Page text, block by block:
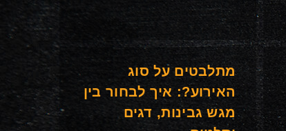
מתלבטים על סוג
האירוע?: איך לבחור בין
מגש גבינות, דגים